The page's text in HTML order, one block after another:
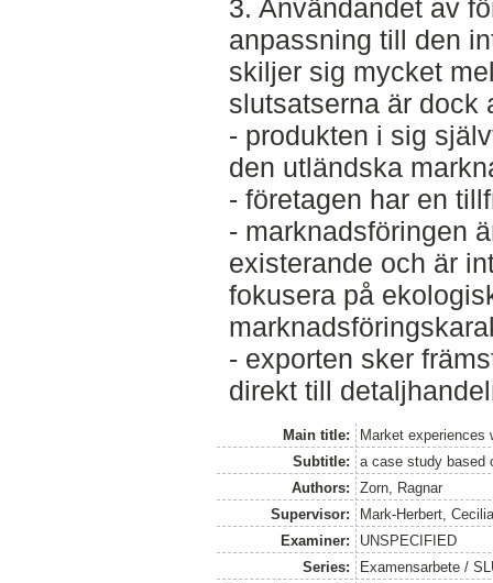
3. Användandet av
anpassning till den
skiljer sig mycket
slutsatserna är dock
- produkten i sig
den utländska
- företagen har en
- marknadsföringen
existerande och är
fokusera på
- exporten sker
direkt till
Main title:
Market experiences
Subtitle:
a case study based
Authors:
Zorn, Ragnar
Supervisor:
Mark-Herbert,
Examiner:
UNSPECIFIED
Series:
Examensarbete /